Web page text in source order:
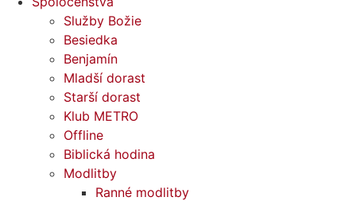
Služby Božie
Besiedka
Benjamín
Mladší dorast
Starší dorast
Klub METRO
Offline
Biblická hodina
Modlitby
Ranné modlitby